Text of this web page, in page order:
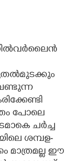
മുതൽമുടക്കും
പോലെ
ചർച്ച
ശമ്പള-
മാത്രമല്ല ഈ